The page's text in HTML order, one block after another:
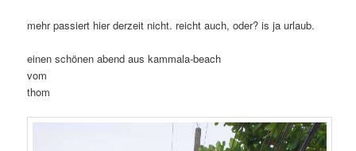
mehr passiert hier derzeit nicht. reicht auch, oder? is ja urlaub.
einen schönen abend aus kammala-beach
vom
thom